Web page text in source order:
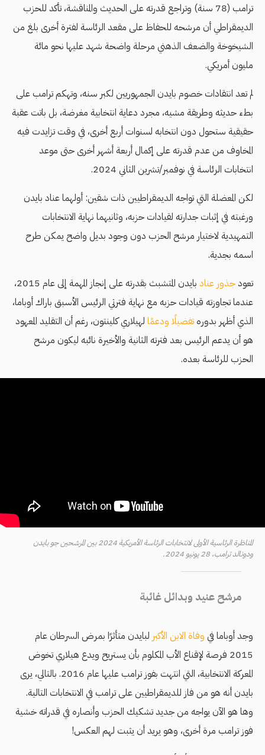
ترامب (78 سنة) وتراجع قدرته على الحديث والمناقشة، تأكد للحزب
الديمقراطي أن مرشحه للحفاظ على مقعد الرئاسة لفترة أخرى بلغ من
الشيخوخة والضعف الذهني مرحلة واضحة شهد عليها نحو مائة
مليون أمريكي.
لم تعد انتقادات خصوم بايدن الجمهوريين لكبر سنه، وتهكم ترامب على
بطء حديثه وطريقة مشيه، مجرد دعاية انتخابية مغرضة، بل باتت عقبة
حقيقية ستحول دون انتخابه لسنوات أربع أخرى، في وقت تزايدت فيه
المخاوف من عدم قدرته على إكمال أربعة أشهر أخرى حتى موعد
انتخابات الرئاسة في نوفمبر/تشرين الثاني 2024.
لكن المعضلة التي تواجه الديمقراطيين ذات شقين: أولهما عناد بايدن
ورغبته في إثبات جدارته لقيادات حزبه، وثانيهما نهاية الانتخابات
التمهيدية لاختيار مرشح الحزب دون وجود بديل واضح يمكن طرح
اسمه بجدية.
تعودجذور عناد
بايدن المتشبث بقدرته على إنجاز المهمة إلى عام 2015،
عندما تجاوزته قيادات حزبه مع نهاية فترتي الرئيس الأسبق باراك أوباما،
الذي أظهر بدوره تفضيلًا ودعمًا لهيلاري كلينتون، رغم أن التقليد المعهود
هو أن يدعم الرئيس بعد فترته الثانية والأخيرة نائبه ليكون مرشح
الحزب للرئاسة بعده.
المناظرة الرئاسية الأولى لانتخابات الرئاسة الأمريكية 2024 بين المرشحين جو بايدن
ودونالد ترامب، 28 يونيو 2024.
مرشح عنيد وبدائل غائبة
وجد أوباما في وفاة الابن الأكبر لبايدن متأثرًا بمرض السرطان عام
2015 فرصة لإقناع الأب المكلوم بأن يستريح ويدع هيلاري تخوض
المعركة الانتخابية، التي انتهت بفوز ترامب عليها عام 2016. بالتالي، يرى
بايدن أنه هو من فاز للديمقراطيين على ترامب في الانتخابات التالية.
وها هو الآن يواجه من جديد تشكيك الحزب وأنصاره في قدراته خشية
فوز ترامب مرة أخرى، وهو يريد أن يثبت لهم العكس!